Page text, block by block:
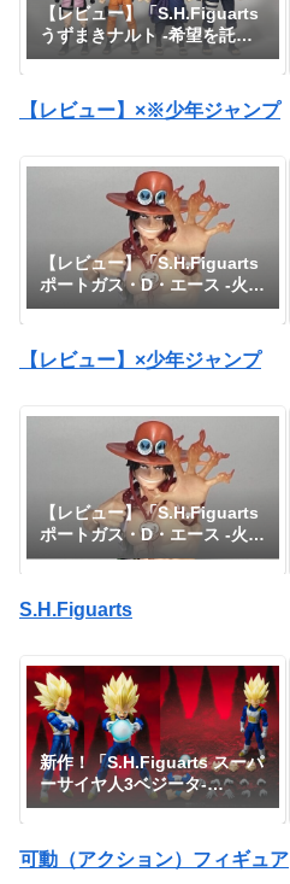
【レビュー】「S.H.Figuarts
うずまきナルト -希望を託さ
れた九尾の人柱力-」
【レビュー】×※少年ジャンプ
【レビュー】「S.H.Figuarts
ポートガス・D・エース -火
拳-」『ワンピース』
【レビュー】×少年ジャンプ
【レビュー】「S.H.Figuarts
ポートガス・D・エース -火
拳-」『ワンピース』
S.H.Figuarts
新作！「S.H.Figuarts スーパ
ーサイヤ人3ベジータ-
DAIMA-」がプレミアムバン
ボールDAIMA』｜定価8,800
円｜発売日2027年1月予定
可動（アクション）フィギュア